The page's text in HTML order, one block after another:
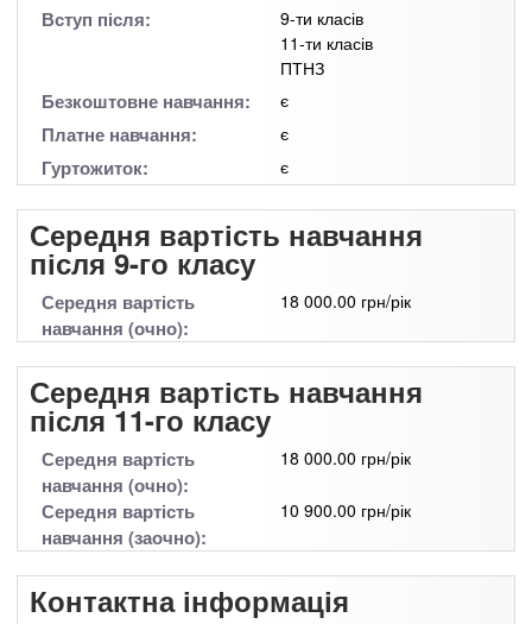
Вступ після:
9-ти класів
11-ти класів
ПТНЗ
Безкоштовне навчання: є
Платне навчання: є
Гуртожиток: є
Середня вартість навчання
після 9-го класу
Середня вартість
навчання (очно):
18 000.00 грн/рік
Середня вартість навчання
після 11-го класу
Середня вартість
навчання (очно):
18 000.00 грн/рік
Середня вартість
навчання (заочно):
10 900.00 грн/рік
Контактна інформація